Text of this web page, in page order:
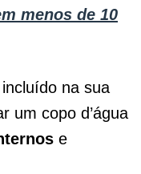
menos de 10
na sua
um copo d’água
e